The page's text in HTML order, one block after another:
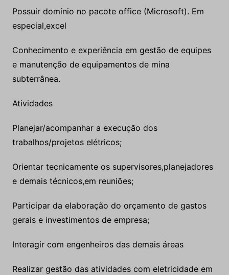
Possuir domínio no pacote office (Microsoft). Em
especial,excel
Conhecimento e experiência em gestão de equipes
e manutenção de equipamentos de mina
subterrânea.
Atividades
Planejar/acompanhar a execução dos
trabalhos/projetos elétricos;
Orientar tecnicamente os supervisores,planejadores
e demais técnicos,em reuniões;
Participar da elaboração do orçamento de gastos
gerais e investimentos de empresa;
Interagir com engenheiros das demais áreas
Realizar gestão das atividades com eletricidade em